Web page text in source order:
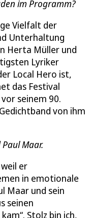
im Programm?
Vielfalt der
Unterhaltung
Herta Müller und
Lyriker
Local Hero ist,
das Festival
seinem 90.
von ihm
Maar.
er
in emotionale
Maar und sein
seinen
Stolz bin ich,